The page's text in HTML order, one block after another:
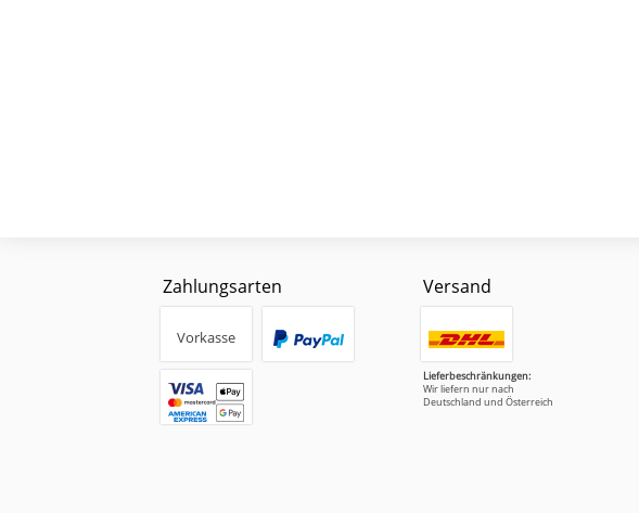
Zahlungsarten
Vorkasse
Versand
Lieferbeschränkungen:
Wir liefern nur nach
Deutschland und Österreich